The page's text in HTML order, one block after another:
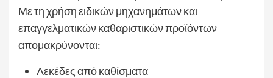
Με τη χρήση ειδικών μηχανημάτων και
επαγγελματικών καθαριστικών προϊόντων
απομακρύνονται:
Λεκέδες από καθίσματα